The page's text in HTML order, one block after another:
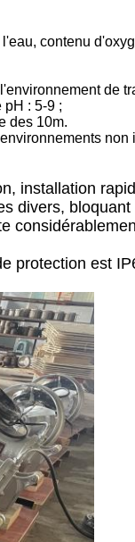
contenu
de
pH : 5-9 ;
des 10m.
installation
divers, bloquant
protection est